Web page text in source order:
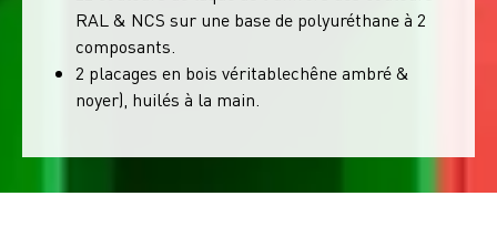
RAL & NCS sur une base de polyuréthane à 2
composants.
2 placages en bois véritablechêne ambré &
noyer), huilés à la main.